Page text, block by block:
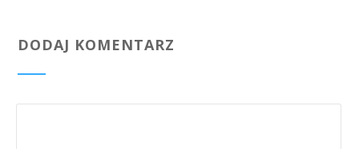
DODAJ KOMENTARZ